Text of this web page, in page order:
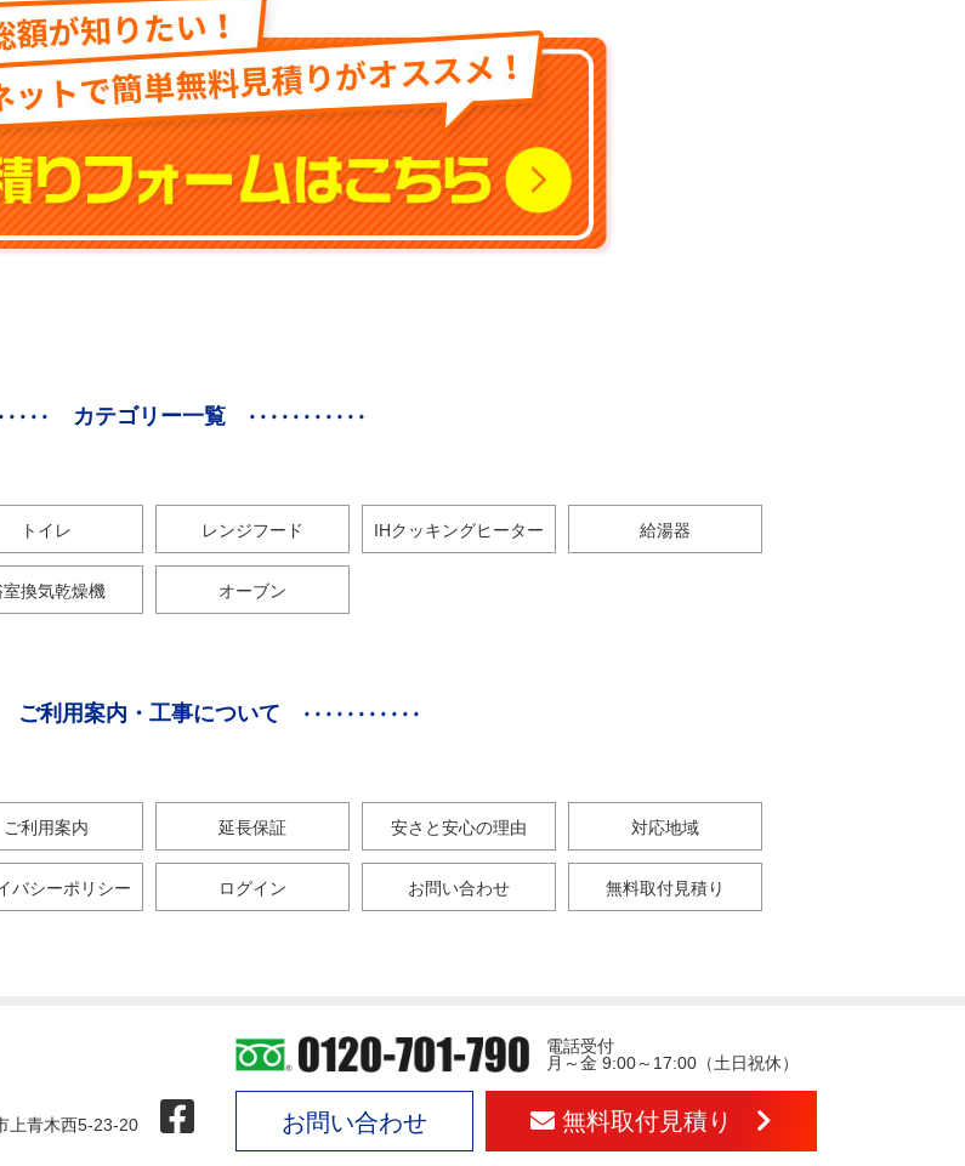
カテゴリー一覧
トイレ レンジフード IHクッキングヒーター 給湯器
室換気乾燥機 オーブン
ご利用案内・工事について
ご利用案内 延長保証 安さと安心の理由 対応地域
バシーポリシー ログイン お問い合わせ 無料取付見積り
上青木西5-23-20
電話受付
月～金 9:00～17:00（土日祝休）
お問い合わせ 無料取付見積り